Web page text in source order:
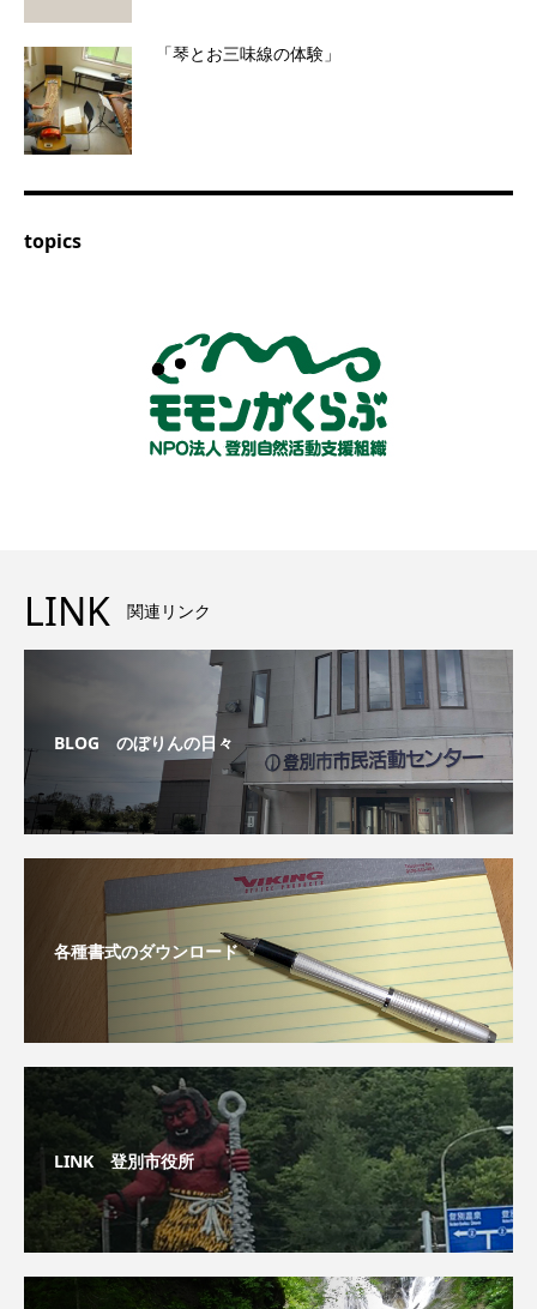
「琴とお三味線の体験」
topics
LINK 関連リンク
BLOG のぼりんの日々
各種書式のダウンロード
LINK 登別市役所